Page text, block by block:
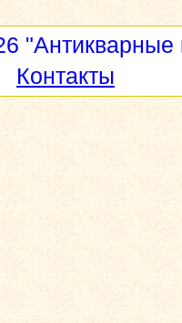
"Антикварные
Контакты